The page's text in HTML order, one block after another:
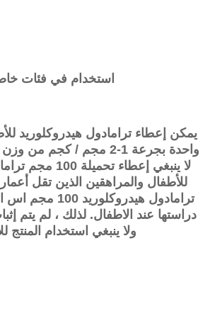
استخدام في فئات
يمكن إعطاء ترامادول هيدروكلوريد
واحدة بجرعة 1-2 مجم /
لا ينبغي إعطاء
ترامادول
دراستها عند الاطفال. لذلك ، لم يتم
ولا ينبغي استخدام المنتج